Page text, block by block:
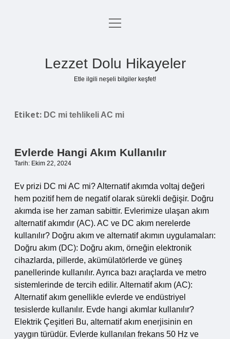
Anasayfa
menüyü
Lezzet Dolu Hikayeler
Etle ilgili neşeli bilgiler keşfet!
Etiket: DC mi tehlikeli AC mi
Evlerde Hangi Akım Kullanılır
Tarih: Ekim 22, 2024
Ev prizi DC mi AC mi? Alternatif akımda voltaj değeri
hem pozitif hem de negatif olarak sürekli değişir. Doğru
akımda ise her zaman sabittir. Evlerimize ulaşan akım
alternatif akımdır (AC). AC ve DC akım nerelerde
kullanılır? Doğru akım ve alternatif akımın uygulamaları:
Doğru akım (DC): Doğru akım, örneğin elektronik
cihazlarda, pillerde, akümülatörlerde ve güneş
panellerinde kullanılır. Ayrıca bazı araçlarda ve metro
sistemlerinde de tercih edilir. Alternatif akım (AC):
Alternatif akım genellikle evlerde ve endüstriyel
tesislerde kullanılır. Evde hangi akımlar kullanılır?
Elektrik Çeşitleri Bu, alternatif akım enerjisinin en
yaygın türüdür. Evlerde kullanılan frekans 50 Hz ve